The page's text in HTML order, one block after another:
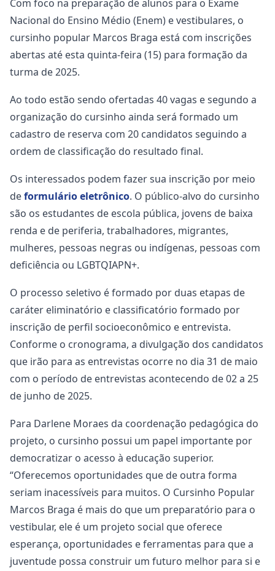
Com foco na preparação de alunos para o Exame
Nacional do Ensino Médio (Enem) e vestibulares, o
cursinho popular Marcos Braga está com inscrições
abertas até esta quinta-feira (15) para formação da
turma de 2025.
Ao todo estão sendo ofertadas 40 vagas e segundo a
organização do cursinho ainda será formado um
cadastro de reserva com 20 candidatos seguindo a
ordem de classificação do resultado final.
Os interessados podem fazer sua inscrição por meio
deformulário eletrônico. O público-alvo do cursinho
são os estudantes de escola pública, jovens de baixa
renda e de periferia, trabalhadores, migrantes,
mulheres, pessoas negras ou indígenas, pessoas com
deficiência ou LGBTQIAPN+.
O processo seletivo é formado por duas etapas de
caráter eliminatório e classificatório formado por
inscrição de perfil socioeconômico e entrevista.
Conforme o cronograma, a divulgação dos candidatos
que irão para as entrevistas ocorre no dia 31 de maio
com o período de entrevistas acontecendo de 02 a 25
de junho de 2025.
Para Darlene Moraes da coordenação pedagógica do
projeto, o cursinho possui um papel importante por
democratizar o acesso à educação superior.
“Oferecemos oportunidades que de outra forma
seriam inacessíveis para muitos. O Cursinho Popular
Marcos Braga é mais do que um preparatório para o
vestibular, ele é um projeto social que oferece
esperança, oportunidades e ferramentas para que a
juventude possa construir um futuro melhor para si e